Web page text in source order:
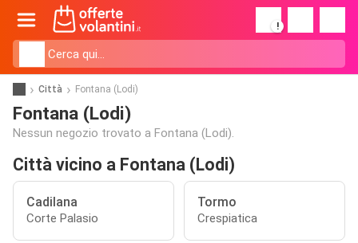
!
Città Fontana (Lodi)
Fontana (Lodi)
Nessun negozio trovato a Fontana (Lodi).
Città vicino a Fontana (Lodi)
Cadilana
Corte Palasio
Tormo
Crespiatica